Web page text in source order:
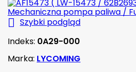
 Szybki podgląd
Indeks: 0A29-000
Marka: LYCOMING